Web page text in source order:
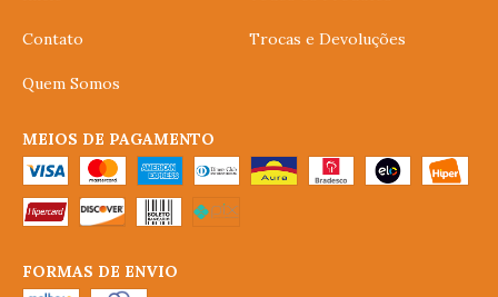
Contato Trocas e Devoluções
Quem Somos
MEIOS DE PAGAMENTO
FORMAS DE ENVIO